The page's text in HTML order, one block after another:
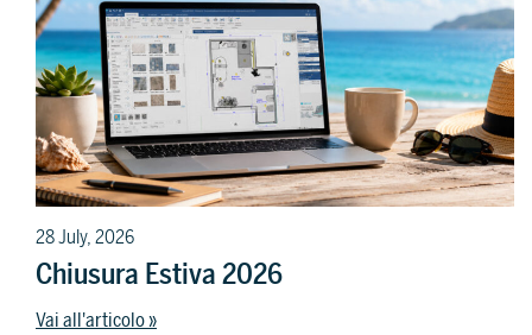
28 July, 2026
Chiusura Estiva 2026
Vai all'articolo »